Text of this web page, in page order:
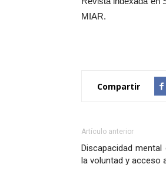
MIAR.
Compartir
Artículo anterior
Discapacidad
la voluntad y acceso